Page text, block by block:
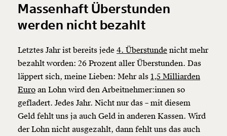
Massenhaft Überstunden
werden nicht bezahlt
Letztes Jahr ist bereits jede 4. Überstunde nicht mehr
bezahlt worden: 26 Prozent aller Überstunden. Das
läppert sich, meine Lieben: Mehr als 1,5 Milliarden
Euro an Lohn wird den Arbeitnehmer:innen so
gefladert. Jedes Jahr. Nicht nur das – mit diesem
Geld fehlt uns ja auch Geld in anderen Kassen. Wird
der Lohn nicht ausgezahlt, dann fehlt uns das auch